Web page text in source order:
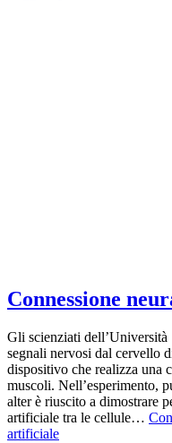
Connessione
Gli scienziati
segnali nervosi dal cervello
dispositivo che realizza una
muscoli. Nell’esperimento,
alter è riuscito a dimostrare
artificiale tra le cellule…
artificiale